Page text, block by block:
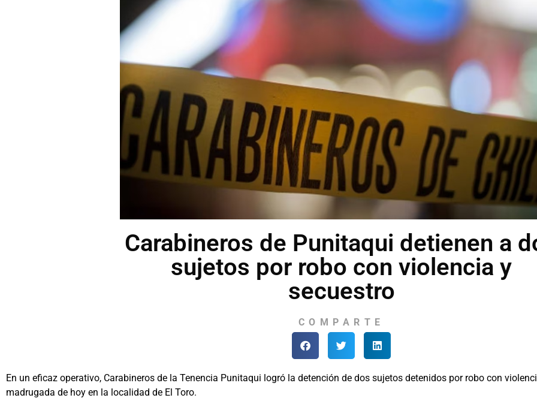
Carabineros de Punitaqui detienen a
sujetos por robo con violencia y
secuestro
COMPARTE
En un eficaz operativo, Carabineros de la Tenencia Punitaqui logró la detención de dos sujetos detenidos por robo con
madrugada de hoy en la localidad de El Toro.